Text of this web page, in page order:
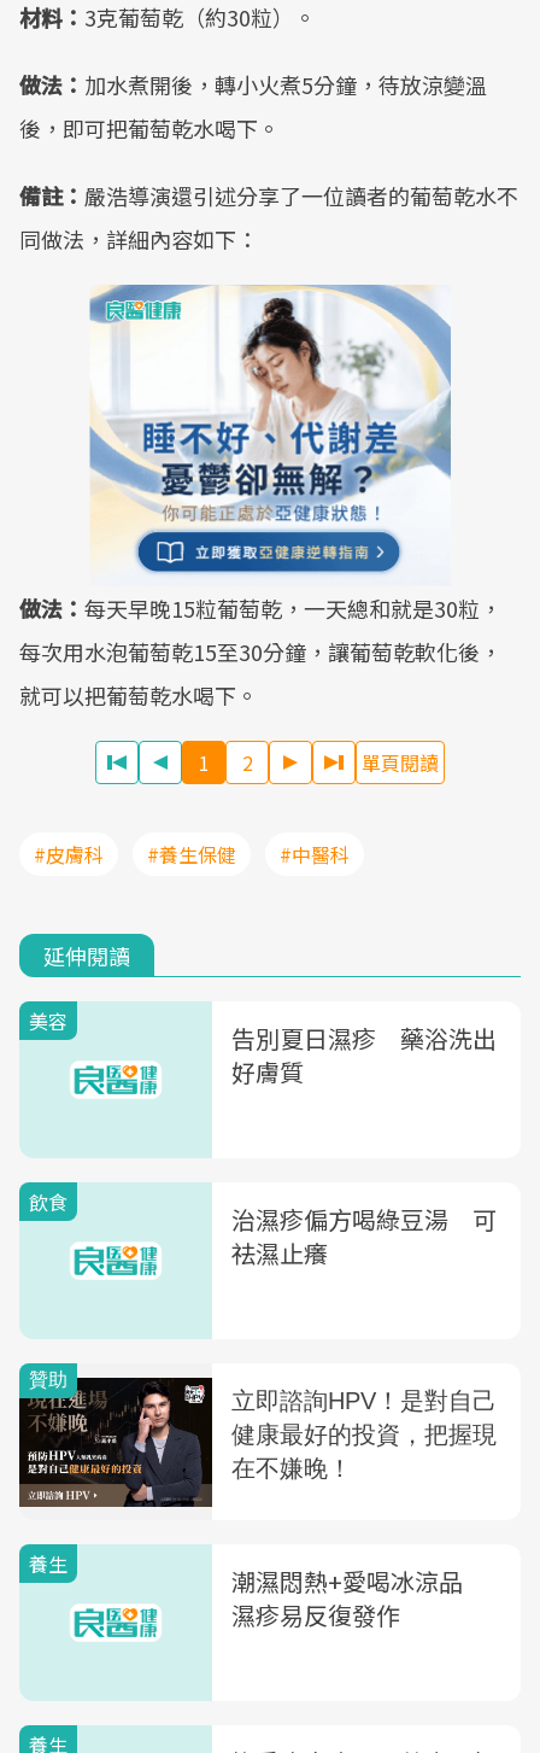
材料： 3克葡萄乾（約30粒）。
做法： 加水煮開後，轉小火煮5分鐘，待放涼變溫
後，即可把葡萄乾水喝下。
備註： 嚴浩導演還引述分享了一位讀者的葡萄乾水不
同做法，詳細內容如下：
做法： 每天早晚15粒葡萄乾，一天總和就是30粒，
每次用水泡葡萄乾15至30分鐘，讓葡萄乾軟化後，
就可以把葡萄乾水喝下。
1 2 單頁閱讀
#皮膚科 #養生保健 #中醫科
延伸閱讀
美容
告別夏日濕疹 藥浴洗出
好膚質
飲食
治濕疹偏方喝綠豆湯 可
祛濕止癢
養生
潮濕悶熱+愛喝冰涼品
濕疹易反復發作
養生